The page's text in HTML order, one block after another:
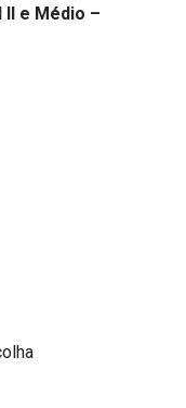
e Médio –